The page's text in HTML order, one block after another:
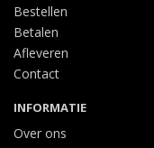
Bestellen
Betalen
Afleveren
Contact
INFORMATIE
Over ons